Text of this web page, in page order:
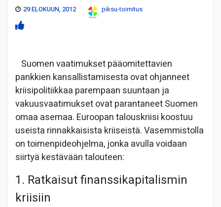
29 ELOKUUN, 2012 piksu-toimitus
Suomen vaatimukset pääomitettavien
pankkien kansallistamisesta ovat ohjanneet
kriisipolitiikkaa parempaan suuntaan ja
vakuusvaatimukset ovat parantaneet Suomen
omaa asemaa. Euroopan talouskriisi koostuu
useista rinnakkaisista kriiseistä. Vasemmistolla
on toimenpideohjelma, jonka avulla voidaan
siirtyä kestävään talouteen:
1. Ratkaisut finanssikapitalismin
kriisiin